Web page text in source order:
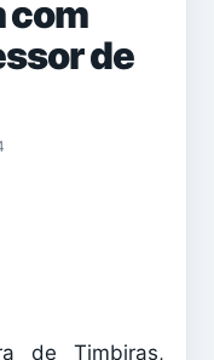
com
de
de Timbiras,